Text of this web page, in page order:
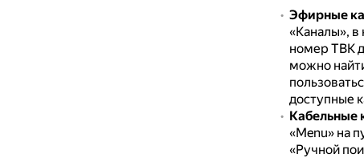
Эфирные
«Каналы», в
номер ТВК
можно
доступные
Кабельные
«Menu» на
«Ручной